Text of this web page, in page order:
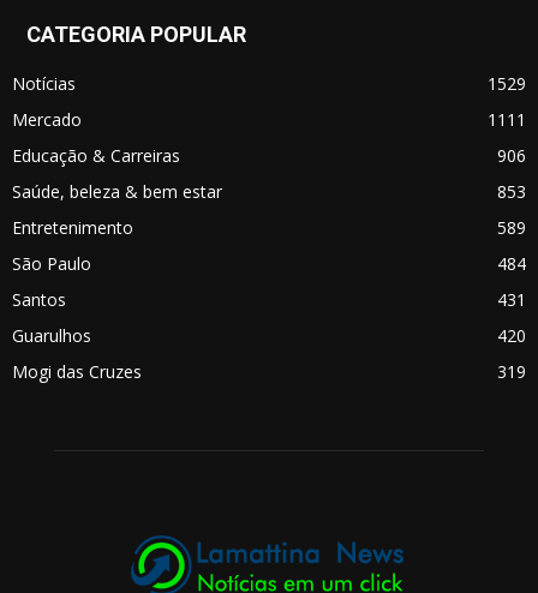
CATEGORIA POPULAR
Notícias
1529
Mercado
1111
Educação & Carreiras
906
Saúde, beleza & bem estar
853
Entretenimento
589
São Paulo
484
Santos
431
Guarulhos
420
Mogi das Cruzes
319